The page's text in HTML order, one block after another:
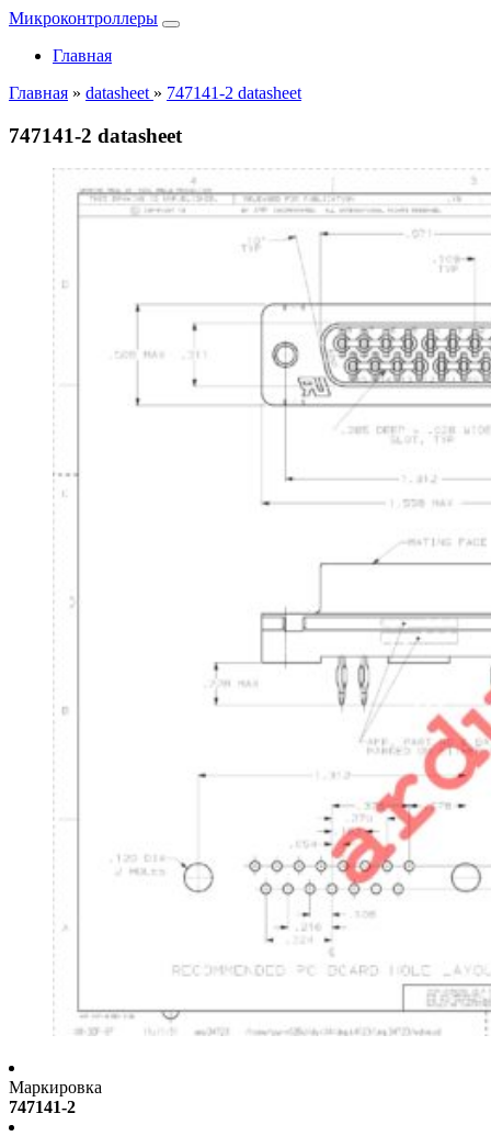
Микроконтроллеры
Главная
Главная » datasheet » 747141-2 datasheet
747141-2 datasheet
Маркировка
747141-2